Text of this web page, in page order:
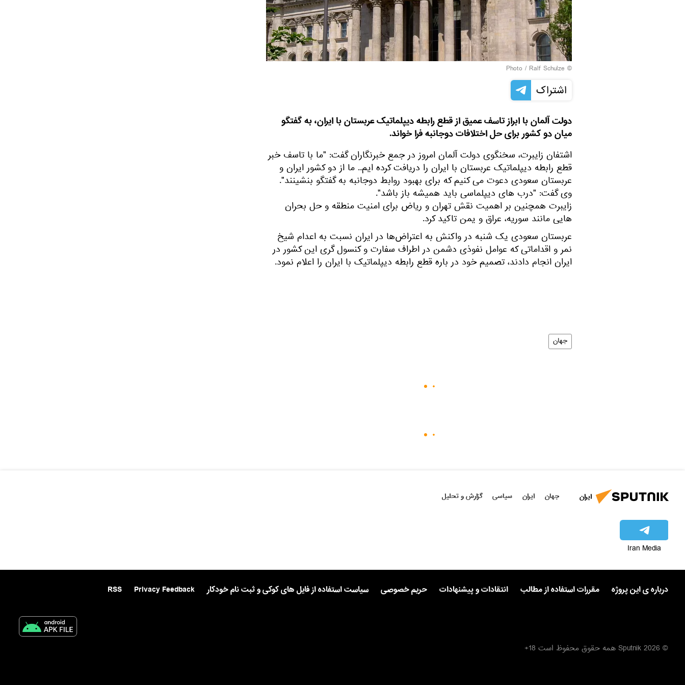
© Photo /
Ralf Schulze
اشتراک
دولت آلمان با ابراز تاسف عمیق از قطع رابطه دیپلماتیک عربستان با ایران، به گفتگو
میان دو کشور برای حل اختلافات دوجانبه فرا خواند.
اشتفان زایبرت، سخنگوی دولت آلمان امروز در جمع خبرنگاران گفت: "ما با تاسف خبر
قطع رابطه دیپلماتیک عربستان با ایران را دریافت کرده ایم.. ما از دو کشور ایران و
عربستان سعودی دعوت می کنیم که برای بهبود روابط دوجانبه به گفتگو بنشینند".
وی گفت: "درب های دیپلماسی باید همیشه باز باشد".
زایبرت همچنین بر اهمیت نقش تهران و ریاض برای امنیت منطقه و حل بحران
هایی مانند سوریه، عراق و یمن تاکید کرد.
عربستان سعودی یک شنبه در واکنش به اعتراض‌ها در ایران نسبت به اعدام شیخ
نمر و اقداماتی که عوامل نفوذی دشمن در اطراف سفارت و کنسول گری این کشور در
ایران انجام دادند، تصمیم خود در باره قطع رابطه دیپلماتیک با ایران را اعلام نمود.
جهان
ایران جهان ایران سیاسی گزارش و تحلیل
Iran Media
درباره ی این پروژه مقررات استفاده از مطالب انتقادات و پیشنهادات حریم خصوصی سیاست استفاده از فایل های کوکی و ثبت نام خودکار Privacy Feedback
RSS
© 2026 Sputnik همه حقوق محفوظ است 18+